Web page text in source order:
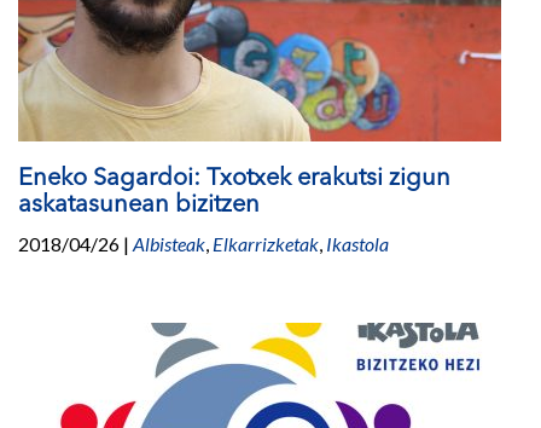
Eneko Sagardoi: Txotxek erakutsi zigun
askatasunean bizitzen
2018/04/26 | Albisteak, Elkarrizketak, Ikastola